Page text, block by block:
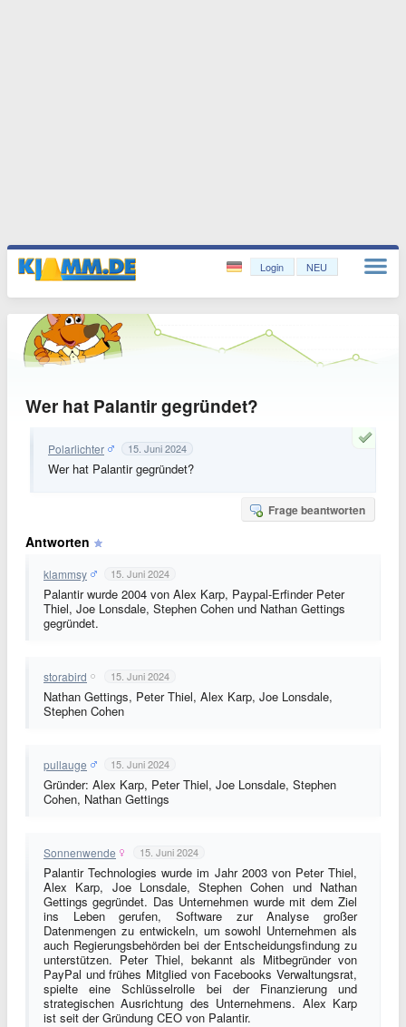
Login NEU
Wer hat Palantir gegründet?
Polarlichter 15. Juni 2024
Wer hat Palantir gegründet?
Frage beantworten
Antworten
klammsy 15. Juni 2024
Palantir wurde 2004 von Alex Karp, Paypal-Erfinder Peter
Thiel, Joe Lonsdale, Stephen Cohen und Nathan Gettings
gegründet.
storabird 15. Juni 2024
Nathan Gettings, Peter Thiel, Alex Karp, Joe Lonsdale,
Stephen Cohen
pullauge 15. Juni 2024
Gründer: Alex Karp, Peter Thiel, Joe Lonsdale, Stephen
Cohen, Nathan Gettings
Sonnenwende 15. Juni 2024
Palantir Technologies wurde im Jahr 2003 von Peter Thiel,
Alex Karp, Joe Lonsdale, Stephen Cohen und Nathan
Gettings gegründet. Das Unternehmen wurde mit dem Ziel
ins Leben gerufen, Software zur Analyse großer
Datenmengen zu entwickeln, um sowohl Unternehmen als
auch Regierungsbehörden bei der Entscheidungsfindung zu
unterstützen. Peter Thiel, bekannt als Mitbegründer von
PayPal und frühes Mitglied von Facebooks Verwaltungsrat,
spielte eine Schlüsselrolle bei der Finanzierung und
strategischen Ausrichtung des Unternehmens. Alex Karp
ist seit der Gründung CEO von Palantir.